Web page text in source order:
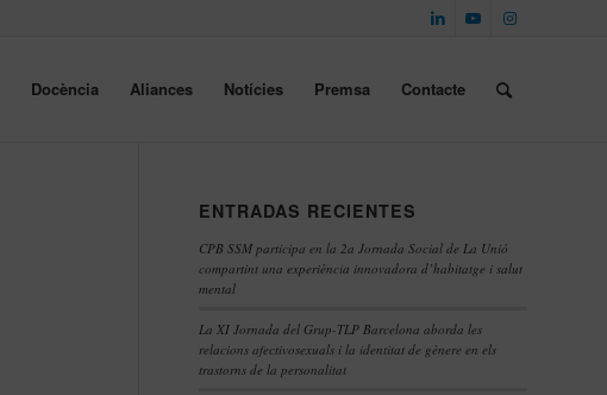
Docència Aliances Notícies Premsa Contacte
ENTRADAS RECIENTES
CPB SSM participa en la 2a Jornada Social de La Unió
compartint una experiència innovadora d’habitatge i salut
mental
La XI Jornada del Grup-TLP Barcelona aborda les
relacions afectivosexuals i la identitat de gènere en els
trastorns de la personalitat